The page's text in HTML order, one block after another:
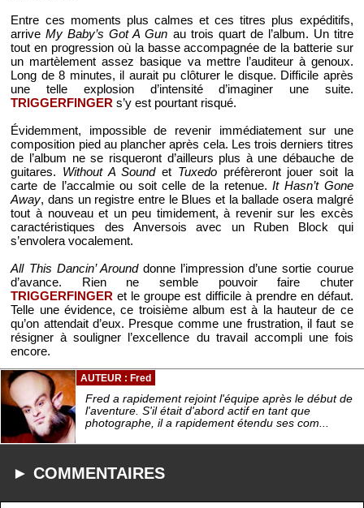
Entre ces moments plus calmes et ces titres plus expéditifs,
arriveMy Baby’s Got A Gun au trois quart de l’album. Un titre
tout en progression où la basse accompagnée de la batterie sur
un martèlement assez basique va mettre l’auditeur à genoux.
Long de 8 minutes, il aurait pu clôturer le disque. Difficile après
une telle explosion d’intensité d’imaginer une suite.
TRIGGERFINGER s’y est pourtant risqué.
Évidemment, impossible de revenir immédiatement sur une
composition pied au plancher après cela. Les trois derniers titres
de l’album ne se risqueront d’ailleurs plus à une débauche de
guitares. Without A Soundet Tuxedopréfèreront jouer soit la
carte de l’accalmie ou soit celle de la retenue.It Hasn’t Gone
Away, dans un registre entre le Blues et la ballade osera malgré
tout à nouveau et un peu timidement, à revenir sur les excès
caractéristiques des Anversois avec un Ruben Block qui
s’envolera vocalement.
All This Dancin’ Arounddonne l’impression d’une sortie courue
d’avance. Rien ne semble pouvoir faire chuter
TRIGGERFINGER et le groupe est difficile à prendre en défaut.
Telle une évidence, ce troisième album est à la hauteur de ce
qu’on attendait d’eux. Presque comme une frustration, il faut se
résigner à souligner l’excellence du travail accompli une fois
encore.
AUTEUR : Fred
Fred a rapidement rejoint l'équipe après le début de
l'aventure. S'il était d'abord actif en tant que
photographe, il a rapidement étendu ses com...
► COMMENTAIRES